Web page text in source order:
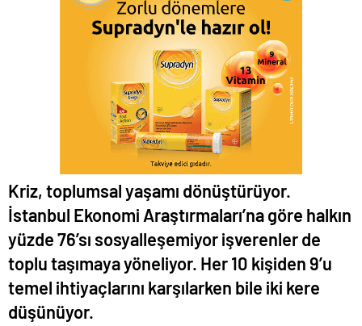
Kriz, toplumsal yaşamı dönüştürüyor.
İstanbul Ekonomi Araştırmaları’na göre halkın
yüzde 76’sı sosyalleşemiyor işverenler de
toplu taşımaya yöneliyor. Her 10 kişiden 9’u
temel ihtiyaçlarını karşılarken bile iki kere
düşünüyor.